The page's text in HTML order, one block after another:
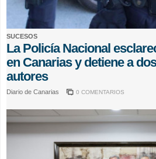
SUCESOS
La Policía Nacional
en Canarias y detiene a
autores
Diario de Canarias 0 COMENTARIOS